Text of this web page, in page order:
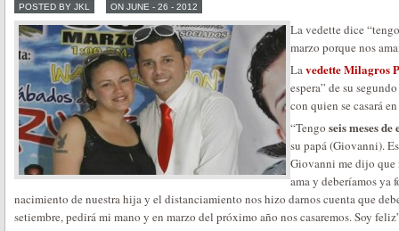
POSTED BY JKL ON JUNE - 26 - 2012
La vedette dice
marzo porque nos
Lavedette Milagros
espera” de su
con quien se casará
“Tengo seis meses
su papá (Giovanni).
Giovanni me dijo que
ama y deberíamos ya
nacimiento de nuestra hija y el distanciamiento nos hizo darnos cuenta que
setiembre, pedirá mi mano y en marzo del próximo año nos casaremos. Soy